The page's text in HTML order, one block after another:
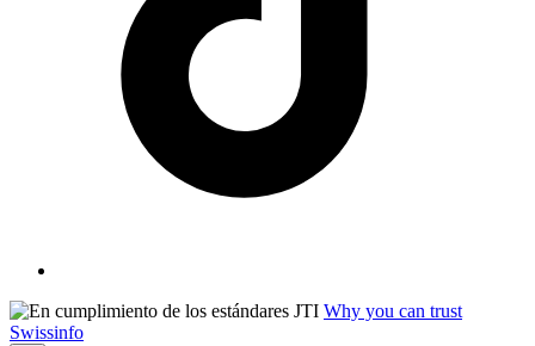
Why you can trust
Swissinfo